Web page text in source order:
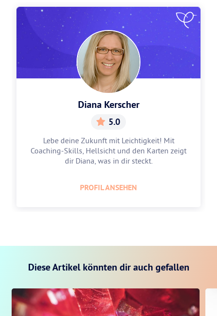
Diana Kerscher
5.0
Lebe deine Zukunft mit Leichtigkeit! Mit
Coaching-Skills, Hellsicht und den Karten zeigt
dir Diana, was in dir steckt.
PROFIL ANSEHEN
Diese Artikel könnten dir auch gefallen